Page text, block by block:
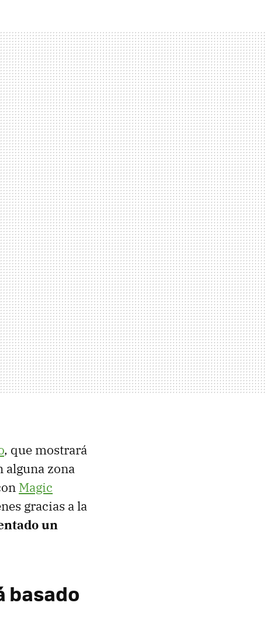
, que mostrará
alguna zona
Magic
gracias a la
un
basado